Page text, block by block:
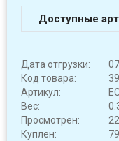
Доступные
Дата отгрузки:
Код товара:
Артикул:
Вес:
Просмотрен:
Куплен: